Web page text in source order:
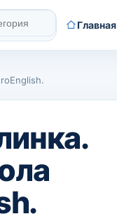
Главная